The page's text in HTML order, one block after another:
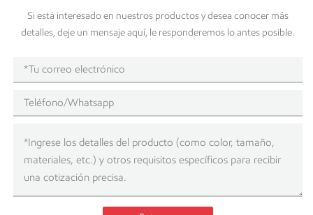
Si está interesado en nuestros productos y desea conocer más
detalles, deje un mensaje aquí, le responderemos lo antes posible.